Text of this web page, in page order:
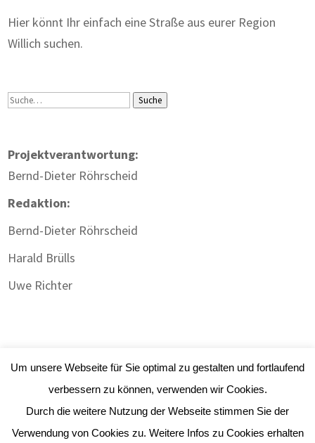
Hier könnt Ihr einfach eine Straße aus eurer Region
Willich suchen.
Suche Suche
Projektverantwortung:
Bernd-Dieter Röhrscheid
Redaktion:
Bernd-Dieter Röhrscheid
Harald Brülls
Uwe Richter
Um unsere Webseite für Sie optimal zu gestalten und fortlaufend
verbessern zu können, verwenden wir Cookies.
Durch die weitere Nutzung der Webseite stimmen Sie der
Verwendung von Cookies zu. Weitere Infos zu Cookies erhalten